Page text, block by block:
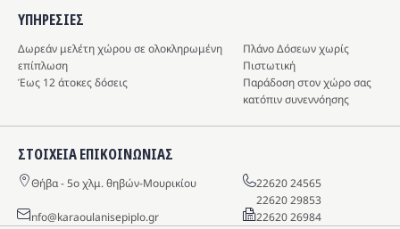
ΥΠΗΡΕΣIΕΣ
Δωρεάν μελέτη χώρου σε ολοκληρωμένη
επίπλωση
Πλάνο Δόσεων χωρίς
Πιστωτική
Έως 12 άτοκες δόσεις
Παράδοση στον χώρο σας
κατόπιν συνεννόησης
ΣΤΟΙΧΕΙΑ ΕΠΙΚΟΙΝΩΝΙΑΣ
Θήβα - 5o χλμ. θηβών-Μουρικίου
22620 24565
22620 29853
info@karaoulanisepiplo.gr
22620 26984